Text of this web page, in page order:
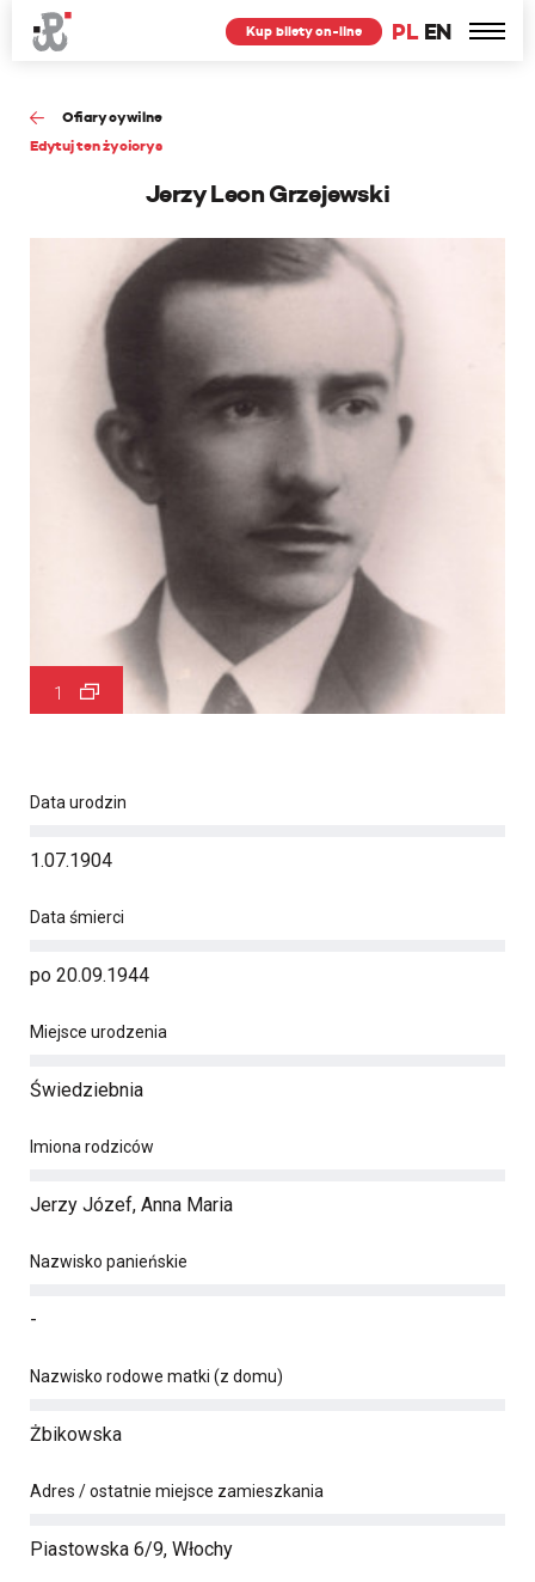
PL EN
Kup bilety on-line
Ofiary cywilne
Edytuj ten życiorys
Jerzy Leon Grzejewski
1
Data urodzin
1.07.1904
Data śmierci
po 20.09.1944
Miejsce urodzenia
Świedziebnia
Imiona rodziców
Jerzy Józef, Anna Maria
Nazwisko panieńskie
-
Nazwisko rodowe matki (z domu)
Żbikowska
Adres / ostatnie miejsce zamieszkania
Piastowska 6/9, Włochy